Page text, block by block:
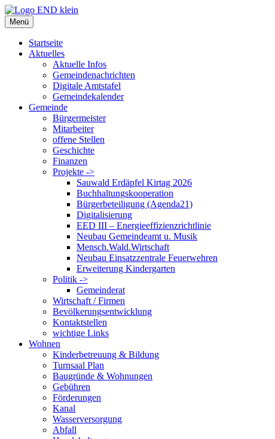
Zum
Inhalt
springen
Menü
Startseite
Aktuelles
Aktuelle Infos
Gemeindenachrichten
Digitale Amtstafel
Gemeindekalender
Gemeinde
Bürgermeister
Mitarbeiter
offene Stellen
Geschichte
Finanzen
Projekte ->
Sauwald Erdäpfel Kirtag 2026
Buchhaltungskooperation
Bürgerbeteiligung (Agenda21)
Digitalisierung
EED III – Energieeffizienzrichtlinie
Neubau Gemeindeamt u. Musik
Mensch.Wald.Wirtschaft
Neubau Einsatzzentrale Feuerwehren
Erweiterung Kindergarten
Politik ->
Gemeinderat
Wirtschaft / Firmen
Bevölkerungsentwicklung
Kontaktstellen
wichtige Links
Wohnen
Kinderbetreuung & Bildung
Turnsaal Plan
Baugründe & Wohnungen
Gebühren
Förderungen
Kanal
Wasserversorgung
Abfall